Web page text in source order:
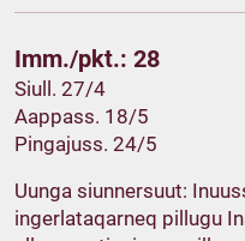
Imm./pkt.: 28
Siull. 27/4
Aappass. 18/5
Pingajuss. 24/5
Uunga siunnersuut:
ingerlataqarneq pillugu